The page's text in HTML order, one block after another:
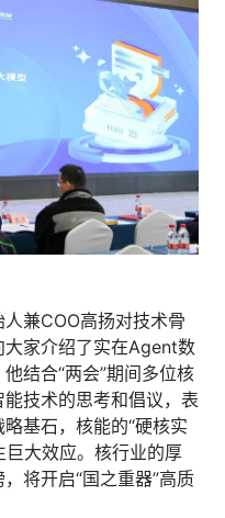
兼COO高扬对技术骨
家介绍了实在Agent数
结合“两会”期间多位核
技术的思考和倡议，表
基石，核能的“硬核实
巨大效应。核行业的厚
将开启“国之重器”高质